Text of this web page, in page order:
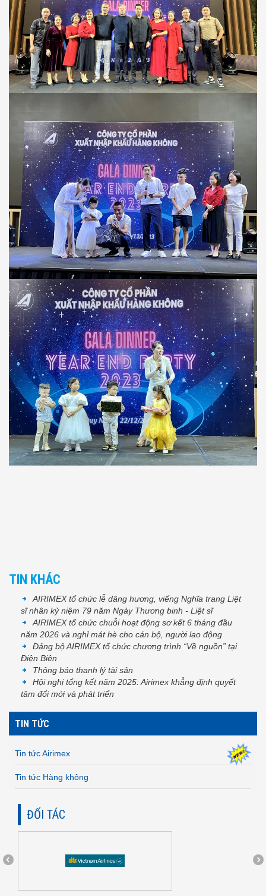
TIN KHÁC
AIRIMEX tổ chức lễ dâng hương, viếng Nghĩa trang Liệt
sĩ nhân kỷ niệm 79 năm Ngày Thương binh - Liệt sĩ
AIRIMEX tổ chức chuỗi hoạt động sơ kết 6 tháng đầu
năm 2026 và nghỉ mát hè cho cán bộ, người lao động
Đảng bộ AIRIMEX tổ chức chương trình “Về nguồn” tại
Điện Biên
Thông báo thanh lý tài sản
Hội nghị tổng kết năm 2025: Airimex khẳng định quyết
tâm đổi mới và phát triển
TIN TỨC
Tin tức Airimex
Tin tức Hàng không
ĐỐI TÁC